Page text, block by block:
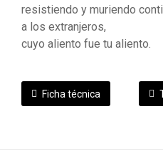
resistiendo y muriendo
a los extranjeros,
cuyo aliento fue tu aliento.
Ficha técnica